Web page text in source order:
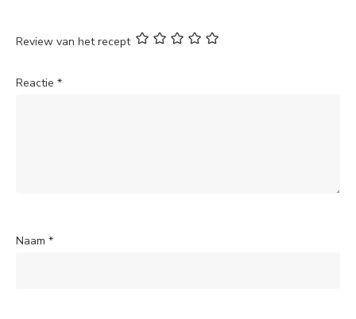
Review van het recept
Reactie *
Naam *